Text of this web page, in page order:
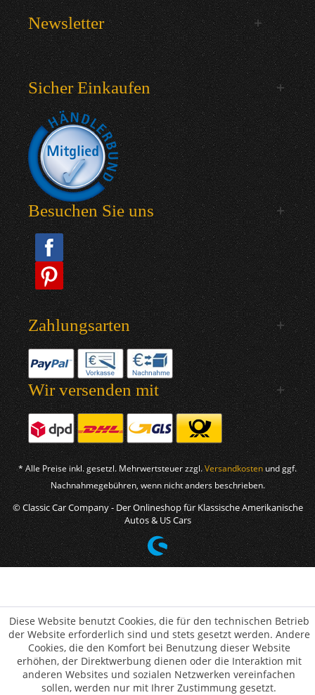
Newsletter
Sicher Einkaufen
Besuchen Sie uns
Zahlungsarten
Wir versenden mit
* Alle Preise inkl. gesetzl. Mehrwertsteuer zzgl.Versandkosten und ggf.
Nachnahmegebühren, wenn nicht anders beschrieben.
© Classic Car Company - Der Onlineshop für Klassische Amerikanische
Autos & US Cars
Diese Website benutzt Cookies, die für den technischen Betrieb
der Website erforderlich sind und stets gesetzt werden. Andere
Cookies, die den Komfort bei Benutzung dieser Website
erhöhen, der Direktwerbung dienen oder die Interaktion mit
anderen Websites und sozialen Netzwerken vereinfachen
sollen, werden nur mit Ihrer Zustimmung gesetzt.